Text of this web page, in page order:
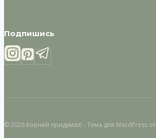
Подпишись
© 2026 Корней придумал! - Тема для WordPress от